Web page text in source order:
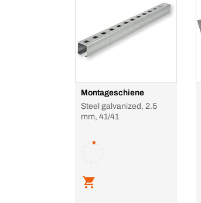
Montageschiene
Steel galvanized, 2.5
mm, 41/41